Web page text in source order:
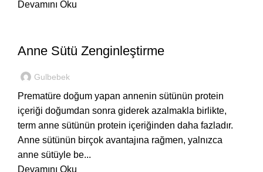
Devamını Oku
Anne Sütü Zenginleştirme
Gulbebek
Prematüre doğum yapan annenin sütünün protein
içeriği doğumdan sonra giderek azalmakla birlikte,
term anne sütünün protein içeriğinden daha fazladır.
Anne sütünün birçok avantajına rağmen, yalnızca
anne sütüyle be...
Devamını Oku